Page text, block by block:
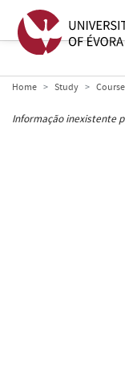
Home Study
Informação inexistente